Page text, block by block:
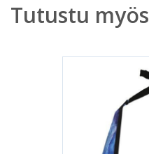
Tutustu myös